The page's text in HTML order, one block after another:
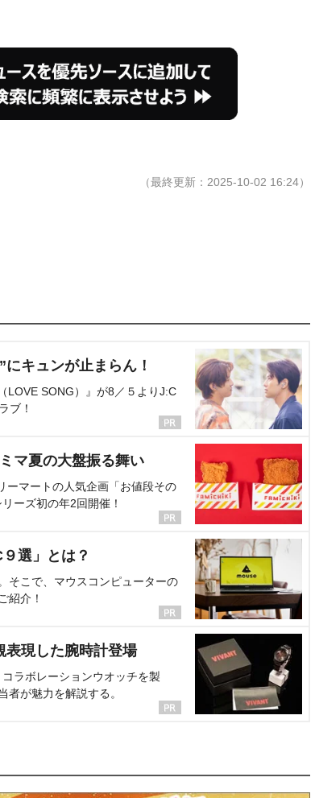
（最終更新：2025-10-02 16:24）
キュンが止まらん！
LOVE SONG）』が8／５よりJ:C
ブ！
マ夏の大盤振る舞い
ーマートの人気企画「お値段その
ーズ初の年2回開催！
選」とは？
そこで、マウスコンピューターの
紹介！
表現した腕時計登場
ラボレーションウオッチを製
者が魅力を解説する。